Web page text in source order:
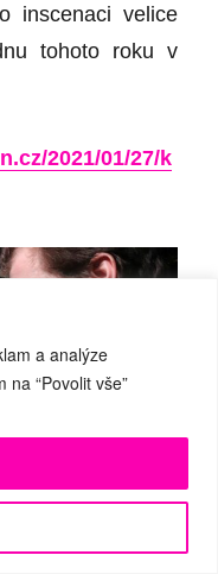
a analýze
na “Povolit vše”
inscenaci velice
tohoto roku v
2021/01/27/k